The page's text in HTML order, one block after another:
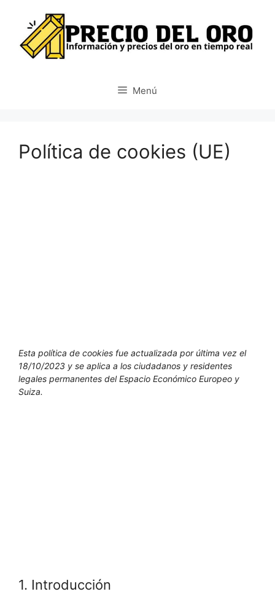
contenido
Menú
Política de cookies (UE)
Esta política de cookies fue actualizada por última vez el
18/10/2023 y se aplica a los ciudadanos y residentes
legales permanentes del Espacio Económico Europeo y
Suiza.
1. Introducción